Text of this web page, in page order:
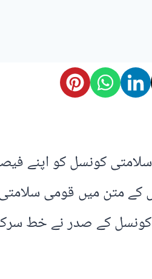
کونسل کو اپنے
متن میں قومی سلامتی
کونسل کے صدر نے خط